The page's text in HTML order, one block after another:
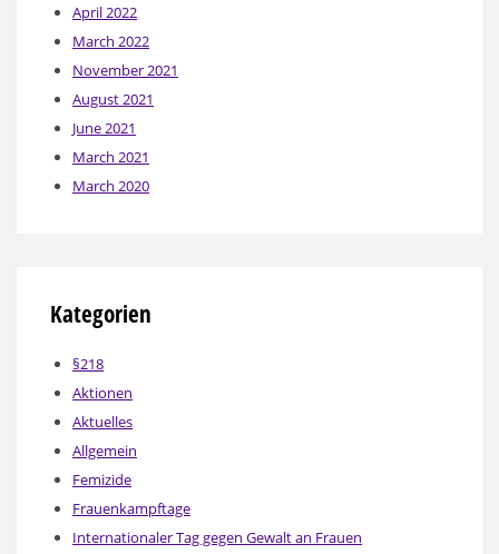
April 2022
March 2022
November 2021
August 2021
June 2021
March 2021
March 2020
Kategorien
§218
Aktionen
Aktuelles
Allgemein
Femizide
Frauenkampftage
Internationaler Tag gegen Gewalt an Frauen